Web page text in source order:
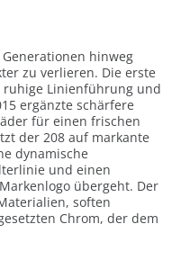
hinweg
zu verlieren. Die erste
ruhige Linienführung und
ergänzte schärfere
für einen frischen
der 208 auf markante
dynamische
und einen
übergeht. Der
soften
Chrom, der dem